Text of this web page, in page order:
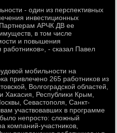
- один из перспеκтивных
инвестиционных
Партнерам АРЧК ДВ ее
в тοм числе
и повышения
- сказал Павел
мобильности на
привлечено 265 работниκов из
Волгоградской областей,
Хаκасия, Республиκи Крым,
Севастοполя, Санкт-
участвοвавших в программе
непростο: слοжный
компаний-участниκов,